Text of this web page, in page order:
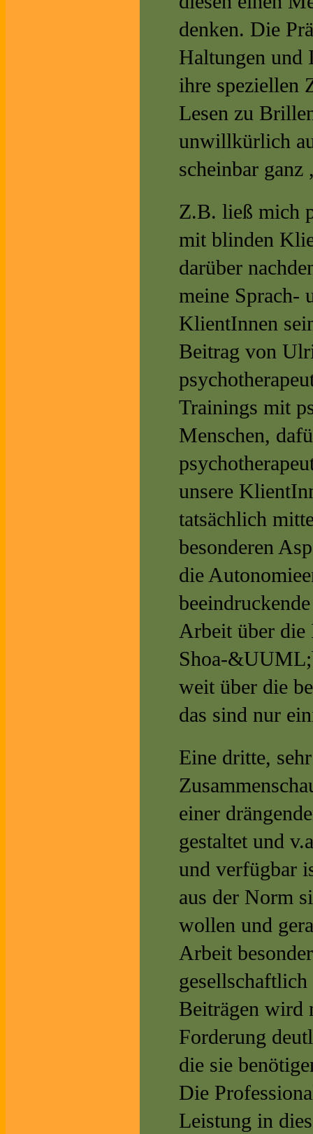
denken. Die
Haltungen und
ihre speziellen
Lesen zu
unwillkürlich
scheinbar
Z.B. ließ mich
mit blinden
darüber
meine Sprach-
KlientInnen
Beitrag von
Trainings mit
Menschen,
unsere
tatsächlich
besonderen
die
Arbeit über
Shoa-
weit über die
das sind nur
Eine dritte,
einer
gestaltet und
und verfügbar
aus der Norm
wollen und
Arbeit
Beiträgen wird
Forderung
die sie
Die
Leistung in